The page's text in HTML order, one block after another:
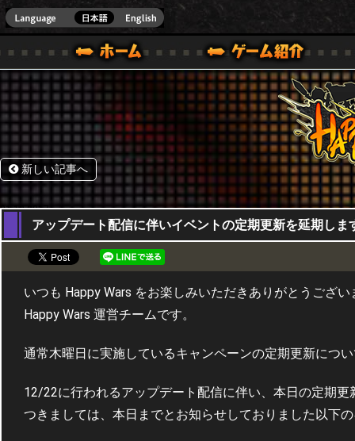
ONE VER.]
ガイド
ル｜HAPPY WARS(ハッピーウォーズ)公式サイト [ XBOX 360,XBOX ONE VER.]
サポート | HAPPY WARS(ハッピーウォーズ)公式サイ
新しい記事へ
21,12,2017
アップデート配信に伴いイベントの定期更新を延期しま
いつも Happy Wars をお楽しみいただきありがとうござい
Happy Wars 運営チームです。
通常木曜日に実施しているキャンペーンの定期更新につ
12/22に行われるアップデート配信に伴い、本日の定期更
つきましては、本日までとお知らせしておりました以下